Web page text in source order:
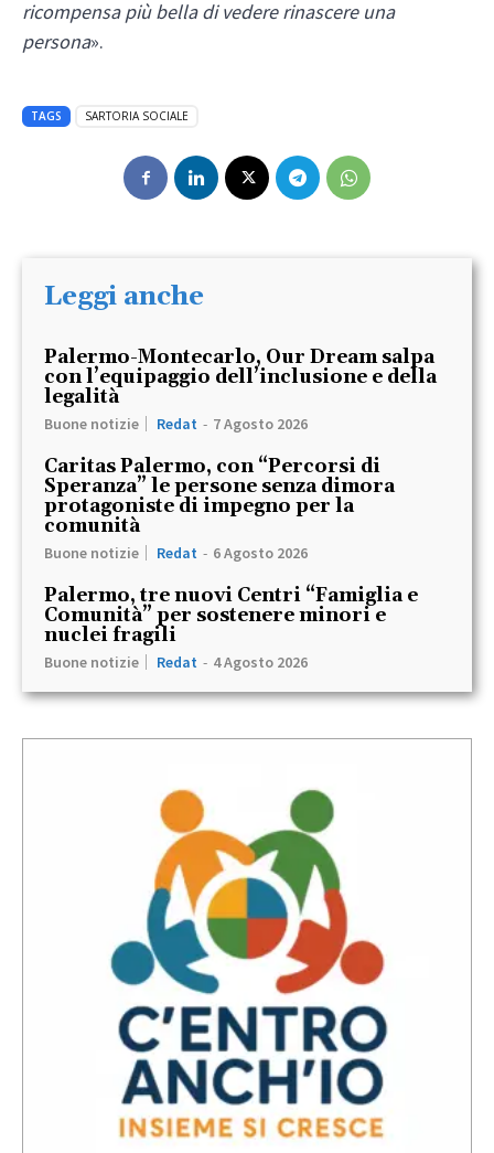
ricompensa più bella di vedere rinascere una
persona».
TAGS SARTORIA SOCIALE
Leggi anche
Palermo-Montecarlo, Our Dream salpa
con l’equipaggio dell’inclusione e della
legalità
Buone notizie Redat - 7 Agosto 2026
Caritas Palermo, con “Percorsi di
Speranza” le persone senza dimora
protagoniste di impegno per la
comunità
Buone notizie Redat - 6 Agosto 2026
Palermo, tre nuovi Centri “Famiglia e
Comunità” per sostenere minori e
nuclei fragili
Buone notizie Redat - 4 Agosto 2026